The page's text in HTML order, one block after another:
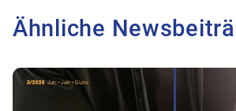
Ähnliche
Zum Beitrag Vor dem Sturz